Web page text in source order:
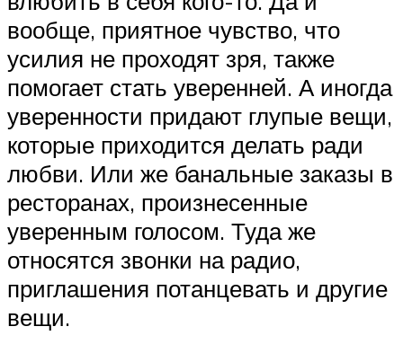
вообще, приятное чувство, что
усилия не проходят зря, также
помогает стать уверенней. А иногда
уверенности придают глупые вещи,
которые приходится делать ради
любви. Или же банальные заказы в
ресторанах, произнесенные
уверенным голосом. Туда же
относятся звонки на радио,
приглашения потанцевать и другие
вещи.